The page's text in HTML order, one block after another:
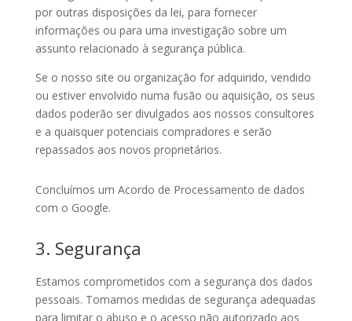
por outras disposições da lei, para fornecer
informações ou para uma investigação sobre um
assunto relacionado à segurança pública.
Se o nosso site ou organização for adquirido, vendido
ou estiver envolvido numa fusão ou aquisição, os seus
dados poderão ser divulgados aos nossos consultores
e a quaisquer potenciais compradores e serão
repassados ​​aos novos proprietários.
Concluímos um Acordo de Processamento de dados
com o Google.
3. Segurança
Estamos comprometidos com a segurança dos dados
pessoais. Tomamos medidas de segurança adequadas
para limitar o abuso e o acesso não autorizado aos